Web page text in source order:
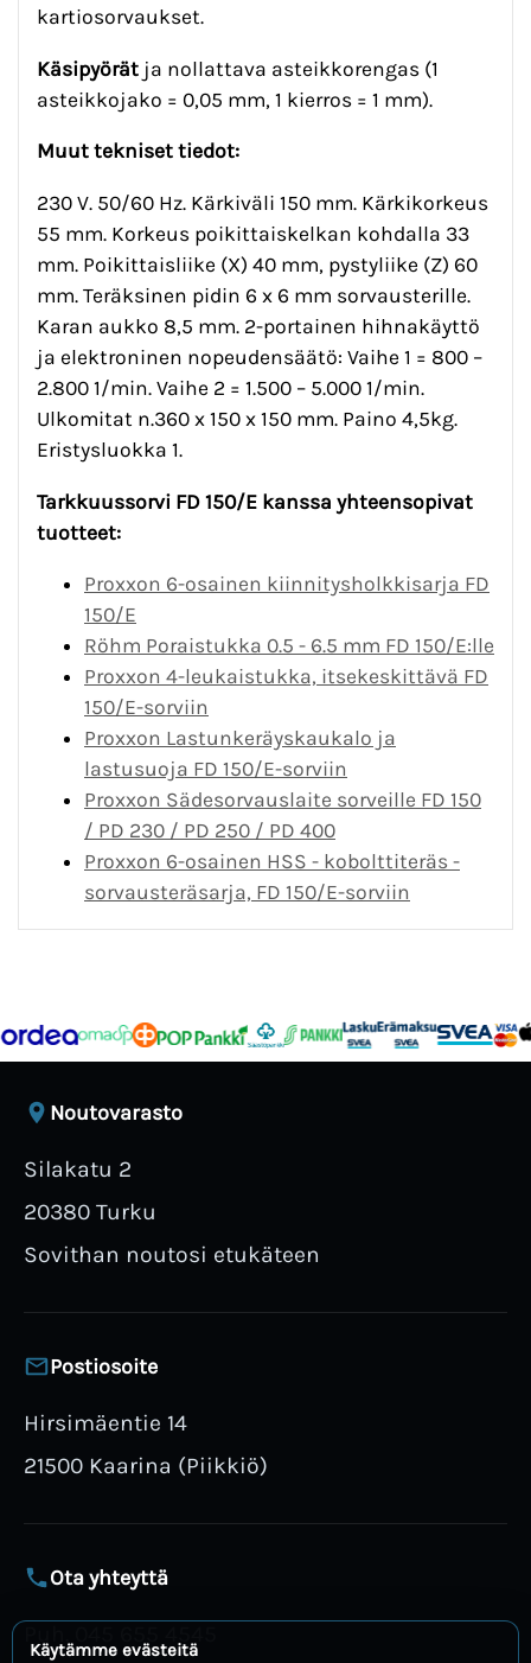
kartiosorvaukset.
Käsipyörät ja nollattava asteikkorengas (1
asteikkojako = 0,05 mm, 1 kierros = 1 mm).
Muut tekniset tiedot:
230 V. 50/60 Hz. Kärkiväli 150 mm. Kärkikorkeus
55 mm. Korkeus poikittaiskelkan kohdalla 33
mm. Poikittaisliike (X) 40 mm, pystyliike (Z) 60
mm. Teräksinen pidin 6 x 6 mm sorvausterille.
Karan aukko 8,5 mm. 2-portainen hihnakäyttö
ja elektroninen nopeudensäätö: Vaihe 1 = 800 –
2.800 1/min. Vaihe 2 = 1.500 – 5.000 1/min.
Ulkomitat n.360 x 150 x 150 mm. Paino 4,5kg.
Eristysluokka 1.
Tarkkuussorvi FD 150/E kanssa yhteensopivat
tuotteet:
Proxxon 6-osainen kiinnitysholkkisarja FD
150/E
Röhm Poraistukka 0.5 - 6.5 mm FD 150/E:lle
Proxxon 4-leukaistukka, itsekeskittävä FD
150/E-sorviin
Proxxon Lastunkeräyskaukalo ja
lastusuoja FD 150/E-sorviin
Proxxon Sädesorvauslaite sorveille FD 150
/ PD 230 / PD 250 / PD 400
Proxxon 6-osainen HSS - kobolttiteräs -
sorvausteräsarja, FD 150/E-sorviin
Noutovarasto
Silakatu 2
20380 Turku
Sovithan noutosi etukäteen
Postiosoite
Hirsimäentie 14
21500 Kaarina (Piikkiö)
Ota yhteyttä
Käytämme evästeitä